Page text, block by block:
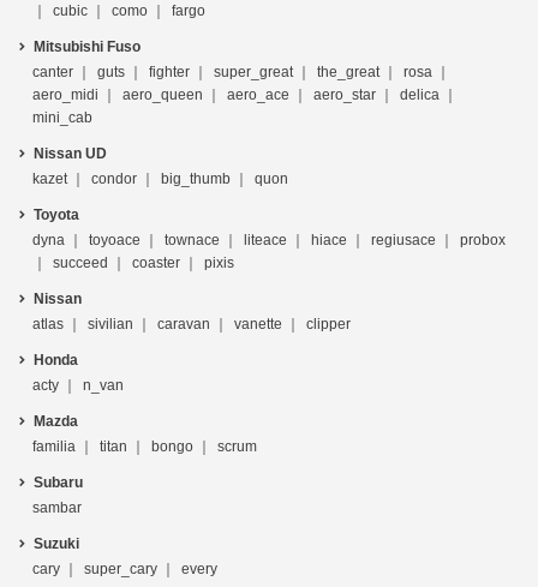
cubic
como fargo
Mitsubishi Fuso
canter
guts fighter super_great the_great
rosa
aero_midi
aero_queen aero_ace aero_star
delica
mini_cab
Nissan UD
kazet
condor big_thumb quon
Toyota
dyna
toyoace townace liteace hiace regiusace
probox
succeed
coaster pixis
Nissan
atlas
sivilian caravan vanette clipper
Honda
acty
n_van
Mazda
familia
titan bongo scrum
Subaru
sambar
Suzuki
cary
super_cary every